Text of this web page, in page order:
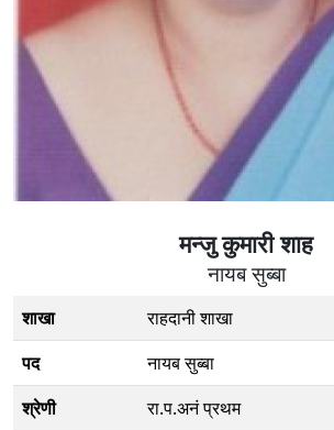
मन्जु कुमारी शाह
नायब सुब्बा
शाखा
राहदानी शाखा
पद
नायब सुब्बा
श्रेणी
रा.प.अनं प्रथम